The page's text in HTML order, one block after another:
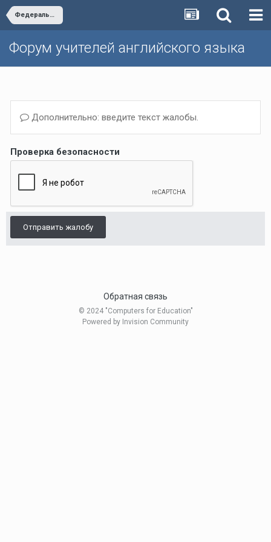
Федеральный перечень
Форум учителей английского языка
Дополнительно: введите текст жалобы.
Проверка безопасности
Отправить жалобу
Обратная связь
© 2024 "Computers for Education"
Powered by Invision Community